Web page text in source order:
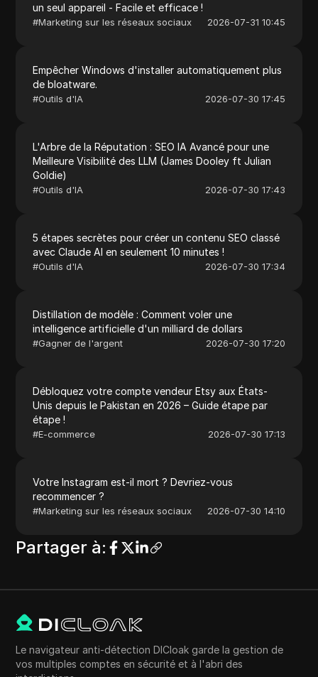
un seul appareil - Facile et efficace !
#Marketing sur les réseaux sociaux 2026-07-31 10:45
Empêcher Windows d'installer automatiquement plus
de bloatware.
#Outils d'IA 2026-07-30 17:45
L'Arbre de la Réputation : SEO IA Avancé pour une
Meilleure Visibilité des LLM (James Dooley ft Julian
Goldie)
#Outils d'IA 2026-07-30 17:43
5 étapes secrètes pour créer un contenu SEO classé
avec Claude AI en seulement 10 minutes !
#Outils d'IA 2026-07-30 17:34
Distillation de modèle : Comment voler une
intelligence artificielle d'un milliard de dollars
#Gagner de l'argent 2026-07-30 17:20
Débloquez votre compte vendeur Etsy aux États-
Unis depuis le Pakistan en 2026 – Guide étape par
étape !
#E-commerce 2026-07-30 17:13
Votre Instagram est-il mort ? Devriez-vous
recommencer ?
#Marketing sur les réseaux sociaux 2026-07-30 14:10
Partager à:
Le navigateur anti-détection DICloak garde la gestion de
vos multiples comptes en sécurité et à l'abri des